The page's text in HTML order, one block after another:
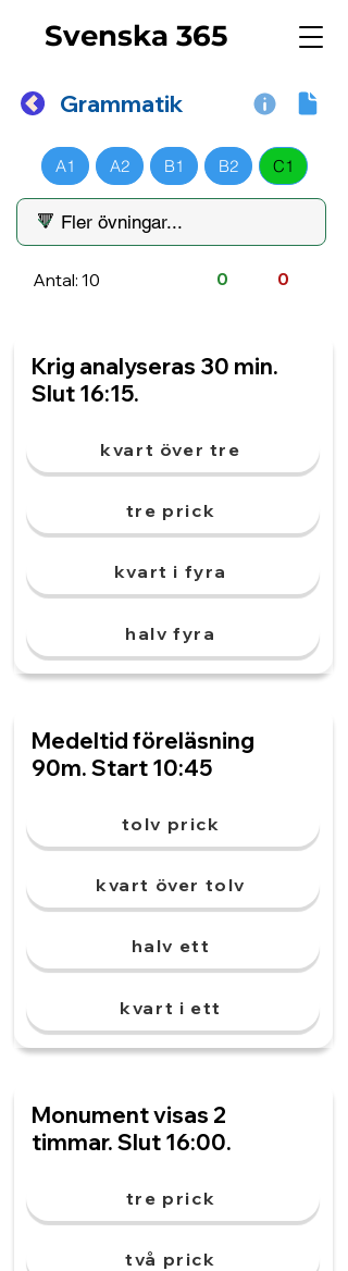
Svenska 365
Grammatik
A1 A2 B1 B2 C1
Antal: 10 0 0
Krig analyseras 30 min.
Slut 16:15.
kvart över tre
tre prick
kvart i fyra
halv fyra
Medeltid föreläsning
90m. Start 10:45
tolv prick
kvart över tolv
halv ett
kvart i ett
Monument visas 2
timmar. Slut 16:00.
tre prick
två prick